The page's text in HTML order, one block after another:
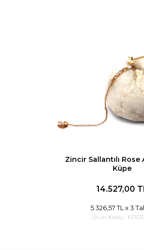
Zincir Sallantılı Rose
Küpe
14.527,00
5.326,57 TL x 3
Ürün Kodu :